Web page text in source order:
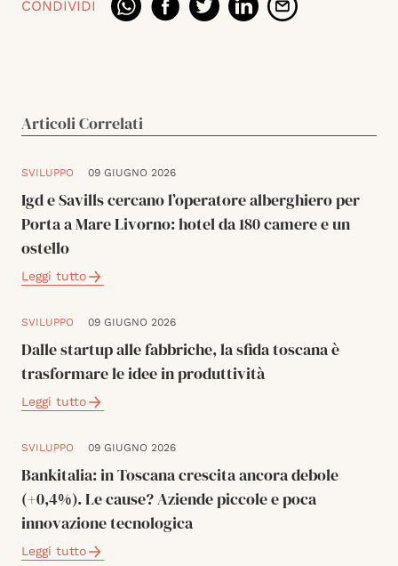
CONDIVIDI
Articoli Correlati
SVILUPPO 09 GIUGNO 2026
Igd e Savills cercano l’operatore alberghiero per
Porta a Mare Livorno: hotel da 180 camere e un
ostello
Leggi tutto
SVILUPPO 09 GIUGNO 2026
Dalle startup alle fabbriche, la sfida toscana è
trasformare le idee in produttività
Leggi tutto
SVILUPPO 09 GIUGNO 2026
Bankitalia: in Toscana crescita ancora debole
(+0,4%). Le cause? Aziende piccole e poca
innovazione tecnologica
Leggi tutto